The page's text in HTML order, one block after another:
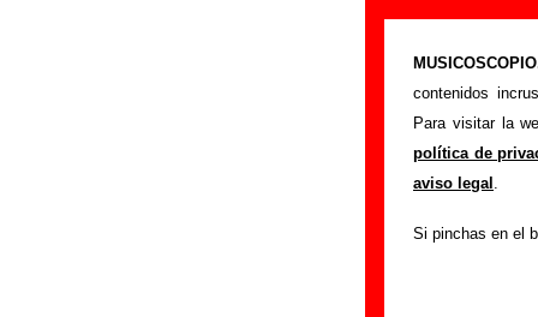
contenidos
Para visitar la
política de
aviso legal .
Si pinchas en el
Le Mans -
Portada >Le Mans
Si tienes
siguiente
colaboración.
Nombre: